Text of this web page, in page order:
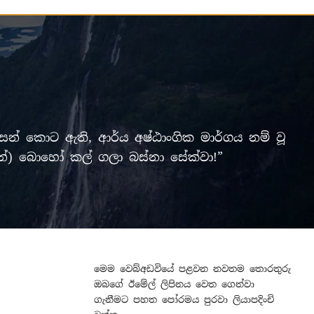
කොට ඇති, ආර්ය අෂ්ඨාංගික මාර්ගය නම් වූ
බොහෝ කල් ගලා බස්නා සේක්වා!”
මෙම වෙබ්අඩවියේ පළවන නවතම තොරතුරු
ඔබගේ ඊමේල් ලිපිනය වෙත ගෙන්වා
ගැනීමට පහත පෝරමය පුරවා ලියාපදිංචි